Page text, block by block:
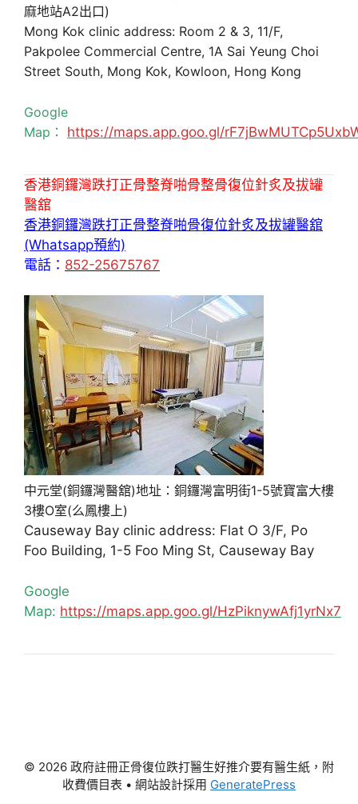
麻地站A2出口)
Mong Kok clinic address: Room 2 & 3, 11/F,
Pakpolee Commercial Centre, 1A Sai Yeung Choi
Street South, Mong Kok, Kowloon, Hong Kong
Google
Map： https://maps.app.goo.gl/
香港銅鑼灣跌打正骨整脊啪骨整骨復位針炙及拔罐
醫舘
香港銅鑼灣跌打正骨整脊啪骨復位針炙及拔罐醫舘
(Whatsapp預約)
電話： 852-25675767
中元堂(銅鑼灣醫舘)地址：銅鑼灣富明街1-5號寶富大樓
3樓O室(么鳳樓上)
Causeway Bay clinic address: Flat O 3/F, Po
Foo Building, 1-5 Foo Ming St, Causeway Bay
Google
Map: https://maps.app.goo.gl/HzPiknywAfj1yrNx7
© 2026 政府註冊正骨復位跌打醫生好推介要有醫生紙，附
收費價目表 • 網站設計採用 GeneratePress